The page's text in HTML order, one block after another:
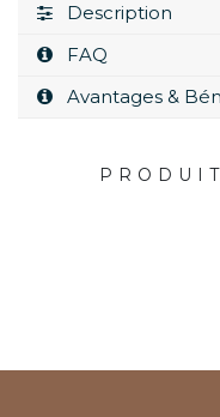
Description
FAQ
Avantages &